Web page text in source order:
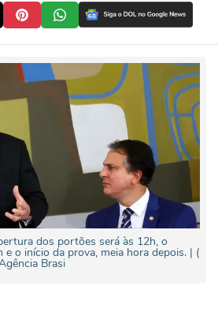
dos portões será às 12h, o
e o início da prova, meia hora depois. | (
Brasi